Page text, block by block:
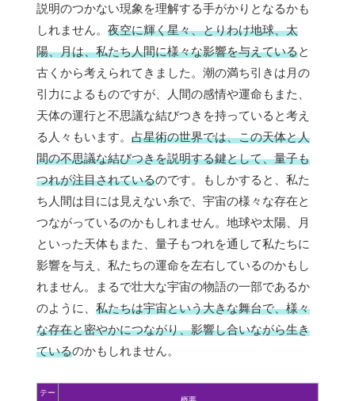
説明のつかない現象を理解する手がかりとなるかも
しれません。 夜空に輝く星々、とりわけ地球、太
陽、月は、私たち人間に様々な影響を与えていると
古くから考えられてきました。潮の満ち引きは月の
引力によるものですが、人間の感情や運命もまた、
天体の運行と不思議な結びつきを持っていると考え
る人々もいます。 占星術の世界では、この天体と人
間の不思議な結びつきを説明する鍵として、量子も
つれが注目されているのです。もしかすると、私た
ち人間は目には見えない糸で、宇宙の様々な存在と
つながっているのかもしれません。地球や太陽、月
といった天体もまた、量子もつれを通して私たちに
影響を与え、私たちの運命を左右しているのかもし
れません。まるで壮大な宇宙の物語の一部であるか
のように、 私たちは宇宙という大きな舞台で、様々
な存在と密やかにつながり、影響し合いながら生き
ているのかもしれません。
テー